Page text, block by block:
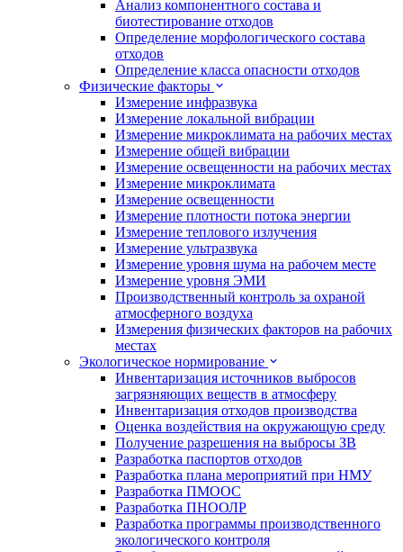
Анализ компонентного состава и
биотестирование отходов
Определение морфологического состава
отходов
Определение класса опасности отходов
Физические факторы
Измерение инфразвука
Измерение локальной вибрации
Измерение микроклимата на рабочих местах
Измерение общей вибрации
Измерение освещенности на рабочих местах
Измерение микроклимата
Измерение освещенности
Измерение плотности потока энергии
Измерение теплового излучения
Измерение ультразвука
Измерение уровня шума на рабочем месте
Измерение уровня ЭМИ
Производственный контроль за охраной
атмосферного воздуха
Измерения физических факторов на рабочих
местах
Экологическое нормирование
Инвентаризация источников выбросов
загрязняющих веществ в атмосферу
Инвентаризация отходов производства
Оценка воздействия на окружающую среду
Получение разрешения на выбросы ЗВ
Разработка паспортов отходов
Разработка плана мероприятий при НМУ
Разработка ПМООС
Разработка ПНООЛР
Разработка программы производственного
экологического контроля